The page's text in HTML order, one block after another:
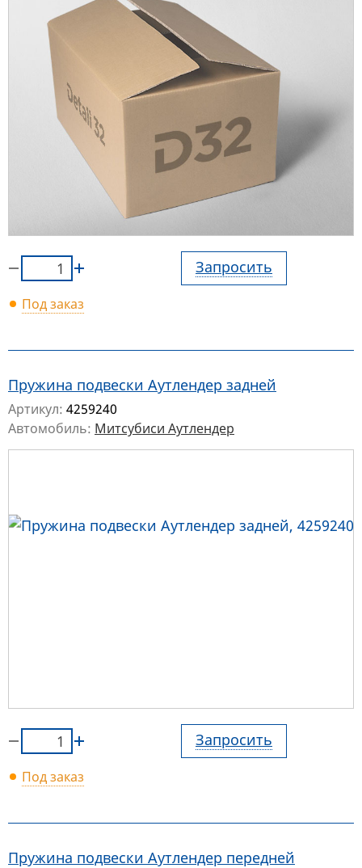
Запросить
Под заказ
Пружина подвески Аутлендер задней
Артикул: 4259240
Автомобиль: Митсубиси Аутлендер
Запросить
Под заказ
Пружина подвески Аутлендер передней